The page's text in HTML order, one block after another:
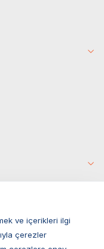
ve içerikleri ilgi
çerezler